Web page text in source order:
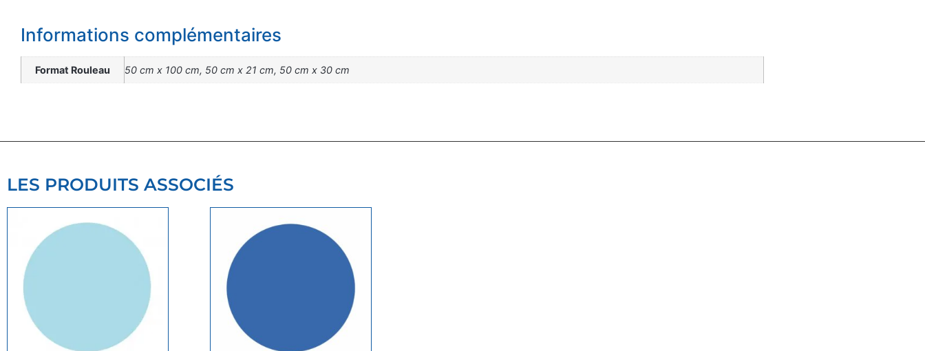
Informations complémentaires
Format Rouleau 50 cm x 100 cm, 50 cm x 21 cm, 50 cm x 30 cm
LES PRODUITS ASSOCIÉS